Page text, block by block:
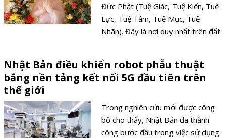
Đức Phật (Tuệ Giác, Tuệ Kiến, Tuệ
Lực, Tuệ Tâm, Tuệ Mục, Tuệ
Nhãn). Đây là nơi duy nhất trên đất
Nhật Bản điều khiển robot phẫu thuật
bằng nền tảng kết nối 5G đầu tiên trên
thế giới
Trong nghiên cứu mới được công
bố cho thấy, Nhật Bản đã thành
công bước đầu trong việc sử dụng